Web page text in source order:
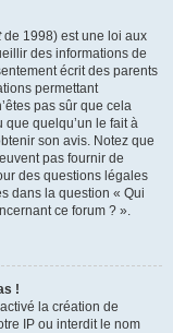
de 1998) est une loi aux
des informations de
écrit des parents
permettant
pas sûr que cela
que quelqu’un le fait à
son avis. Notez que
pas fournir de
des questions légales
dans la question « Qui
ce forum ? ».
!
la création de
IP ou interdit le nom